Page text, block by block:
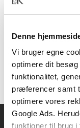
Denne
Vi bruger egne
optimere dit
funktionalitet,
præferencer samt
optimere vores
Google Ads.
funktioner til brug i
289,95 KR.